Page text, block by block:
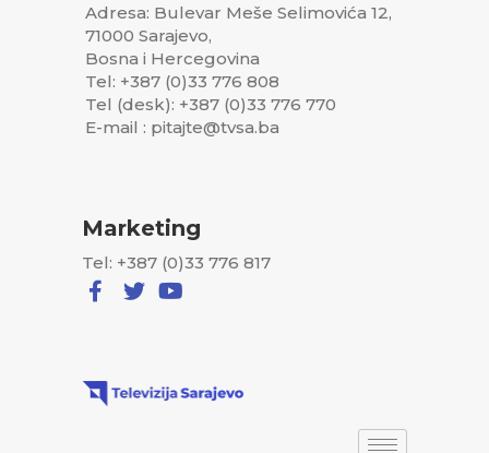
Adresa: Bulevar Meše Selimovića 12,
71000 Sarajevo,
Bosna i Hercegovina
Tel: +387 (0)33 776 808
Tel (desk): +387 (0)33 776 770
E-mail : pitajte@tvsa.ba
Marketing
Tel: +387 (0)33 776 817